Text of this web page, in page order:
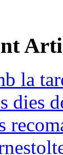
la
dies